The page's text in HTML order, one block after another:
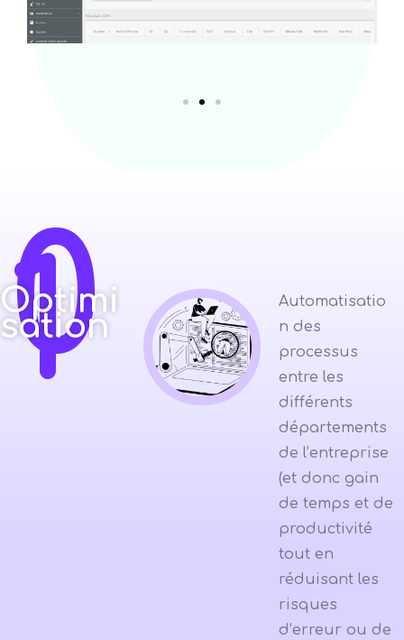
0
1
Optimi
sation
Automatisatio
n des
processus
entre les
différents
départements
de l’entreprise
(et donc gain
de temps et de
productivité
tout en
réduisant les
risques
d’erreur ou de